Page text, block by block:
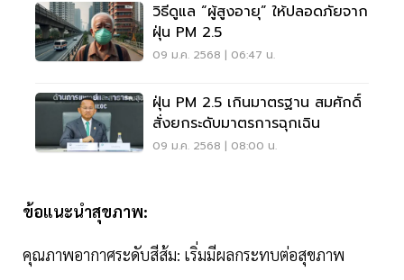
วิธีดูแล “ผู้สูงอายุ” ให้ปลอดภัยจาก
ฝุ่น PM 2.5
09 ม.ค. 2568 | 06:47 น.
ฝุ่น PM 2.5 เกินมาตรฐาน สมศักดิ์
สั่งยกระดับมาตรการฉุกเฉิน
09 ม.ค. 2568 | 08:00 น.
ข้อแนะนำสุขภาพ:
คุณภาพอากาศระดับสีส้ม: เริ่มมีผลกระทบต่อสุขภาพ